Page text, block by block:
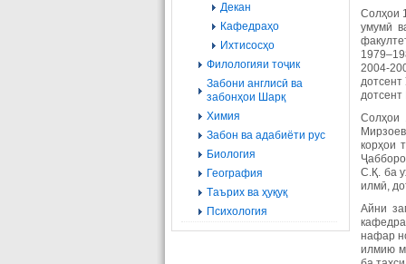
Декан
Кафедраҳо
Ихтисосҳо
Филологияи тоҷик
Забони англисӣ ва
забонҳои Шарқ
Химия
Забон ва адабиёти рус
Биология
География
Tаърих ва ҳуқуқ
Психология
Солҳои
умумӣ
2004-
Солҳои
корҳои
С.Қ. ба
илмӣ,
Айни
нафар
илмию